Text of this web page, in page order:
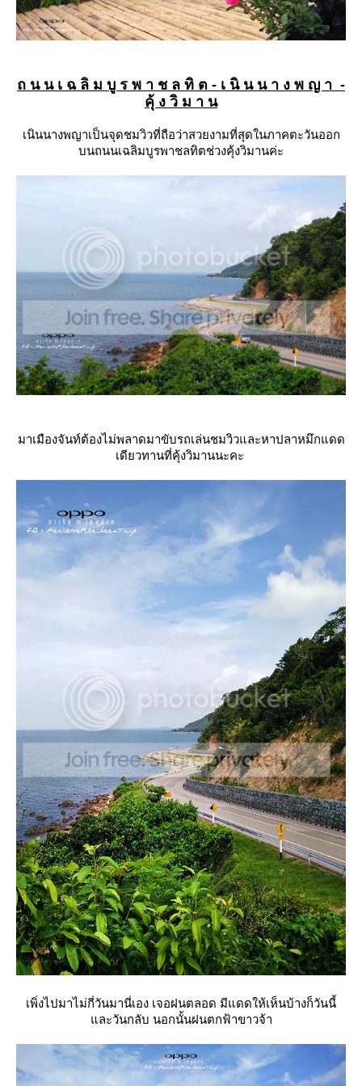
ถ น น เ ฉ ลิ ม บู ร พ า ช ล ทิ ต - เ นิ น น า ง พ ญ า -
คุ้ ง วิ ม า น
เนินนางพญาเป็นจุดชมวิวที่ถือว่าสวยงามที่สุดในภาคตะวันออก
บนถนนเฉลิมบูรพาชลทิตช่วงคุ้งวิมานค่ะ
มาเมืองจันท์ต้องไม่พลาดมาขับรถเล่นชมวิวและหาปลาหมึกแดด
เดียวทานที่คุ้งวิมานนะคะ
เพิ่งไปมาไม่กี่วันมานี่เอง เจอฝนตลอด มีแดดให้เห็นบ้างก็วันนี้
ละวันกลับ นอกนั้นฝนตกฟ้าขาวจ้า